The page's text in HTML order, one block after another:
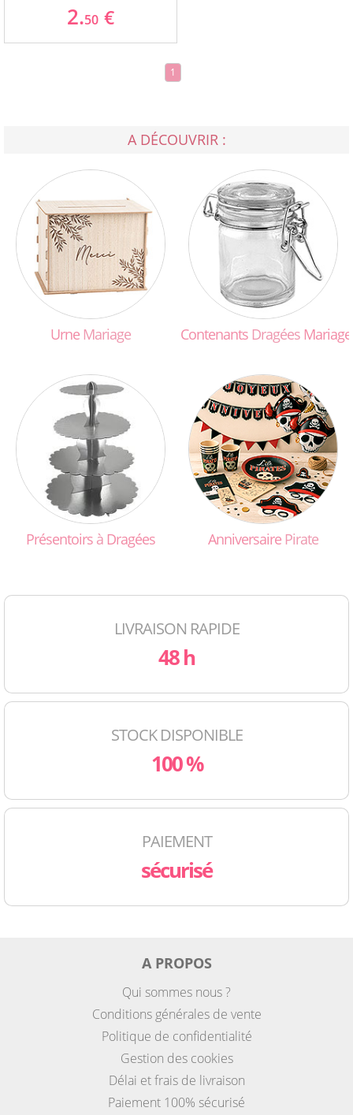
2.50 €
1
A DÉCOUVRIR :
Urne Mariage Contenants Dragées Mariage
Présentoirs àDragées Anniversaire Pirate
LIVRAISON RAPIDE
48 h
STOCK DISPONIBLE
100 %
PAIEMENT
sécurisé
A PROPOS
Qui sommes nous ?
Conditions générales de vente
Politique de confidentialité
Gestion des cookies
Délai et frais de livraison
Paiement 100% sécurisé